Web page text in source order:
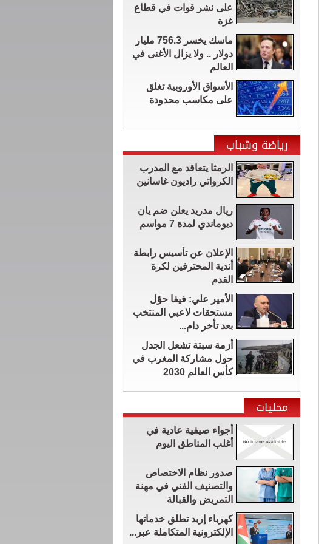
على نشر قوات في قطاع
غزة
ماسك يخسر 756.3 مليار
دولار .. ولا يزال الأغنى في
العالم
الأسواق الأوروبية تغلق
على مكاسب محدودة
رياضة وشباب
الرمثا يتعاقد مع المدرب
الكرواتي راديون غاسانين
ريال مدريد يعلن ضم يان
ديوماندي لمدة 7 مواسم
الإعلان عن تأسيس رابطة
أندية المحترفين لكرة
القدم
الأمير علي: فيفا حوّل
مستحقات لاعبي المنتخب
بعد تأخر دام...
أزمة سبتة تشعل الجدل
حول مشاركة المغرب في
كأس العالم 2030
محليات
أجواء صيفية عادية في
أغلب المناطق اليوم
صدور نظام الاختصاص
والتصنيف الفني في مهنة
التمريض والقبالة
كهرباء إربد تطلق خدماتها
الإلكترونية المتكاملة عبر...